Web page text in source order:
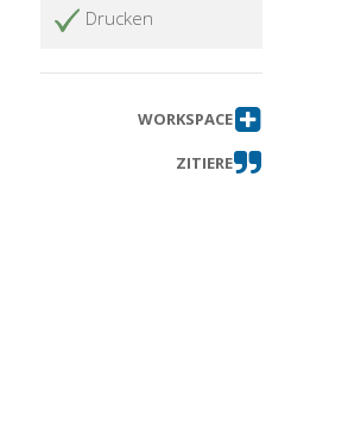
Drucken
WORKSPACE
ZITIERE